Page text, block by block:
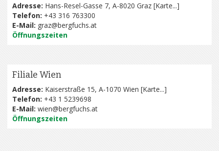
Adresse: Hans-Resel-Gasse 7, A-8020 Graz [Karte...]
Telefon: +43 316 763300
E-Mail: graz@bergfuchs.at
Öffnungszeiten
Filiale Wien
Adresse: Kaiserstraße 15, A-1070 Wien [Karte...]
Telefon: +43 1 5239698
E-Mail: wien@bergfuchs.at
Öffnungszeiten